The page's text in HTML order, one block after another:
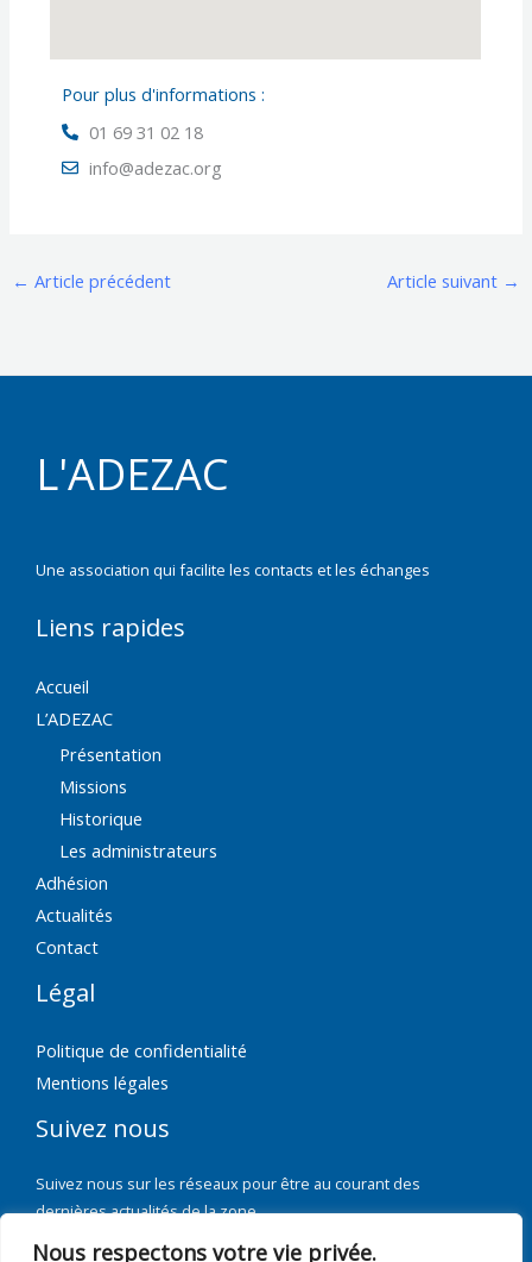
Nous respectons votre vie privée.
Pour plus d'informations :
01 69 31 02 18
info@adezac.org
← Article précédent Article suivant →
L'ADEZAC
Une association qui facilite les contacts et les échanges
Liens rapides
Accueil
L’ADEZAC
Présentation
Missions
Historique
Les administrateurs
Adhésion
Actualités
Contact
Légal
Politique de confidentialité
Mentions légales
Suivez nous
Suivez nous sur les réseaux pour être au courant des
dernières actualités de la zone.